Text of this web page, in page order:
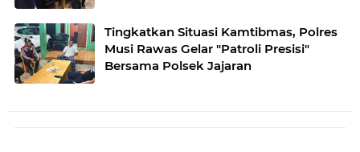
Tingkatkan Situasi Kamtibmas, Polres
Musi Rawas Gelar "Patroli Presisi"
Bersama Polsek Jajaran